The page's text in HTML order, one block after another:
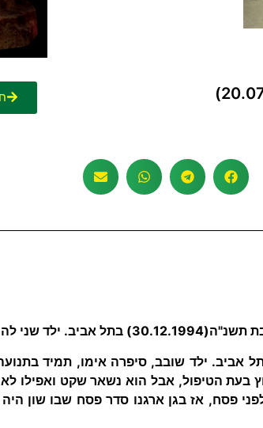
אח של שחף ושיר לי.
אביב. ילד שובב, סיפרה אימו, תמיד
בעת הטיפול, אבל הוא נשאר שקט ואפילו
פסח, אז בגן ארגנו סדר פסח שבו שון היה